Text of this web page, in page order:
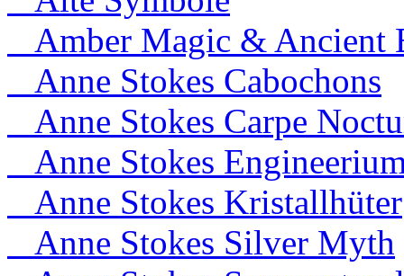
Amber Magic & Ancient
Anne Stokes Cabochons
Anne Stokes Carpe
Anne Stokes
Anne Stokes Kristallhüter
Anne Stokes Silver Myth